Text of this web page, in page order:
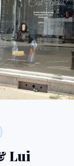
Lui